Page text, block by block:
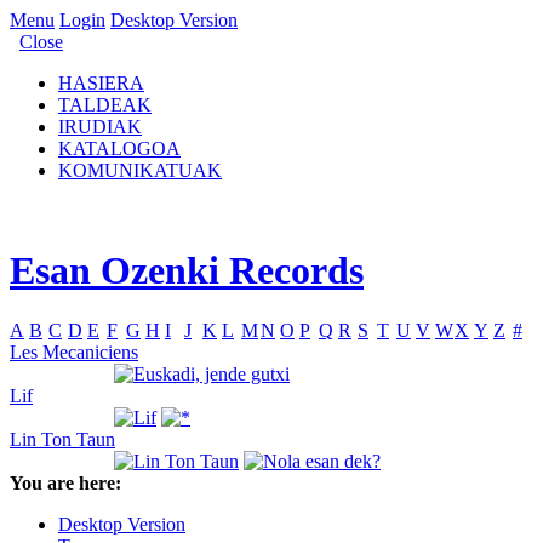
Menu Login Desktop Version
Close
HASIERA
TALDEAK
IRUDIAK
KATALOGOA
KOMUNIKATUAK
Esan Ozenki Records
A B C D E F G H I J K L MN O P Q R S T U V WX Y Z #
Les Mecaniciens
Lif
Lin Ton Taun
You are here:
Desktop Version